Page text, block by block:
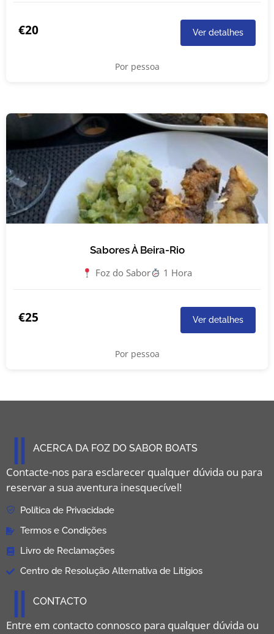
€20 Ver detalhes
Por pessoa
Sabores À Beira-Rio
Foz do Sabor
1 Hora
€25 Ver detalhes
Por pessoa
ACERCA DA FOZ DO SABOR BOATS
Contacte-nos para esclarecer qualquer dúvida ou para
reservar a sua aventura inesquecível!
Política de Privacidade
Termos e Condições
Livro de Reclamações
Centro de Resolução Alternativa de Litígios
CONTACTO
Entre em contacto connosco para qualquer dúvida ou